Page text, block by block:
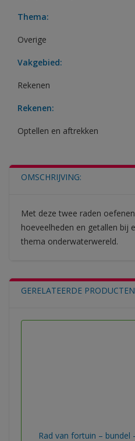
Thema:
Overige
Vakgebied:
Rekenen
Rekenen:
Optellen en aftrekken
OMSCHRIJVING:
Met deze twee raden
hoeveelheden en getallen bij
thema onderwaterwereld.
GERELATEERDE PRODUCTEN
Rad van fortuin –